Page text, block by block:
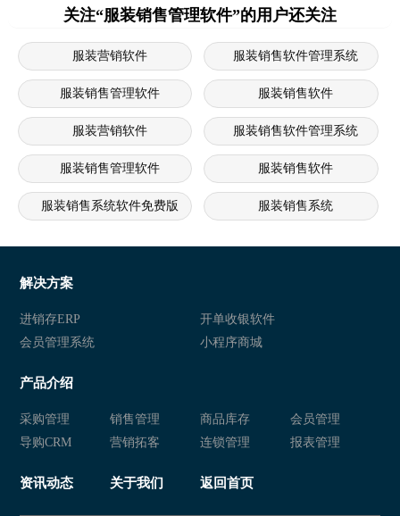
关注“服装销售管理软件”的用户还关注
服装营销软件 服装销售软件管理系统
服装销售管理软件 服装销售软件
服装营销软件 服装销售软件管理系统
服装销售管理软件 服装销售软件
服装销售系统软件免费版 服装销售系统
服装营销软件
服装销售系统 服装销售软件
服装销售系统
解决方案
进销存ERP
开单收银软件
会员管理系统
小程序商城
产品介绍
采购管理 销售管理 商品库存
会员管理
导购CRM
营销拓客 连锁管理 报表管理
资讯动态 关于我们 返回首页